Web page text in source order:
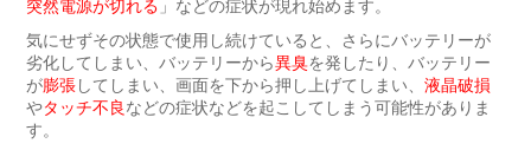
突然電源が切れる 」などの症状が現れ始めます。
気にせずその状態で使用し続けていると、さらにバッテリーが
劣化してしまい、バッテリーから異臭を発したり、バッテリー
が膨張してしまい、画面を下から押し上げてしまい、 液晶破損
やタッチ不良などの症状などを起こしてしまう可能性がありま
す。